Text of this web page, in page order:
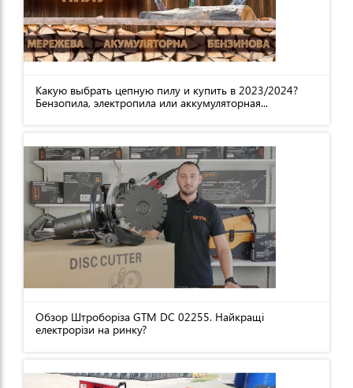
Какую выбрать цепную пилу и купить в 2023/2024?
Бензопила, электропила или аккумуляторная...
Обзор Штроборіза GTM DC 02255. Найкращі
електрорізи на ринку?